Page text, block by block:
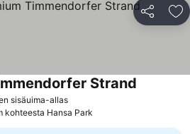
Jaa
sisäuima-allas
Strand
kohteesta Hansa Park